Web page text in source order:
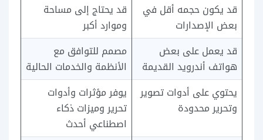
قد يكون حجمه أقل في
بعض الإصدارات
قد يحتاج إلى مساحة
وموارد أكبر
قد يعمل على بعض
هواتف أندرويد القديمة
مصمم للتوافق مع
الأنظمة والخدمات الحالية
يحتوي على أدوات تصوير
وتحرير محدودة
يوفر مؤثرات وأدوات
تحرير وميزات ذكاء
اصطناعي أحدث